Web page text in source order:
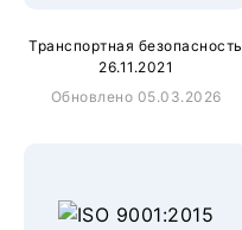
Транспортная безопасность
26.11.2021
Обновлено 05.03.2026